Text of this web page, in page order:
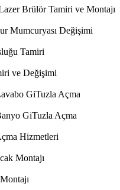
Brülör Tamiri ve Montajı
Mumcuryası Değişimi
Tamiri
ve Değişimi
GiTuzla Açma
GiTuzla Açma
Hizmetleri
Montajı